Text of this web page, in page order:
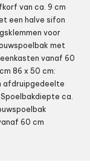
van ca. 9 cm
een halve sifon
voor
met
vanaf 60
86 x 50 cm:
afdruipgedeelte
ca.
60 cm